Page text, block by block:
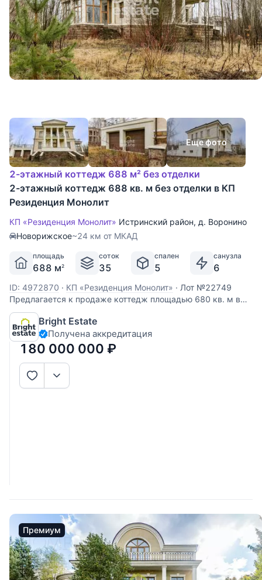
Еще фото
2-этажный коттедж 688 м² без отделки
2-этажный коттедж 688 кв. м без отделки в КП
Резиденция Монолит
КП «Резиденция Монолит» Истринский район, д. Воронино
Новорижское~24 км от МКАД
площадь
688 м2
соток
35
спален
5
санузла
6
ID: 4972870 · КП «Резиденция Монолит» · Лот №22749
Предлагается к продаже коттедж площадью 680 кв. м в
элитном коттеджном поселке «Монолит» на Новорижском
шоссе, всего в 23 километрах от МКАД. Дом расположен в
первой линии от живописного озера и обладает прямым
выходом к пляжу и детской
Bright Estate
Получена аккредитация
180 000 000 ₽
Премиум